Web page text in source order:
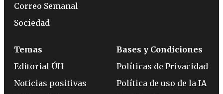
Correo Semanal
Sociedad
Temas
Editorial ÚH
Noticias positivas
Bases y Condiciones
Políticas de Privacidad
Política de uso de la IA